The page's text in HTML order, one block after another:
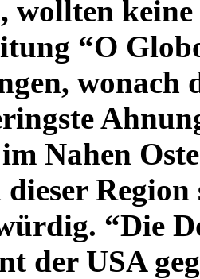
wollten
“O
wonach
Nahen
“Die
der USA